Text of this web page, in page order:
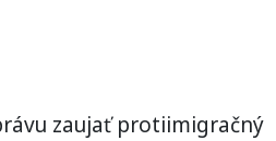
zaujať protiimigračný